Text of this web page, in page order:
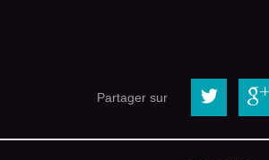
Partager sur